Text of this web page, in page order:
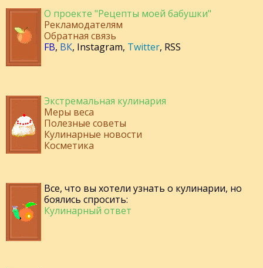
О проекте "Рецепты моей бабушки"
Рекламодателям
Обратная связь
FB, ВК, Instagram, Twitter, RSS
Экстремальная кулинария
Меры веса
Полезные советы
Кулинарные новости
Косметика
Все, что вы хотели узнать о кулинарии, но
боялись спросить:
Кулинарный ответ